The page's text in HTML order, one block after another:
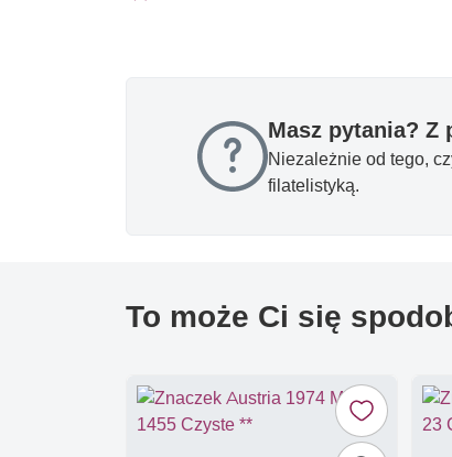
Masz pytania? Z
Niezależnie od tego,
filatelistyką.
To może Ci się